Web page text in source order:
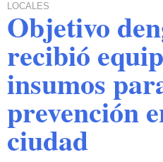
LOCALES
Objetivo
recibió
insumos
prevención
ciudad